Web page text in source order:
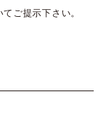
ご提示下さい。